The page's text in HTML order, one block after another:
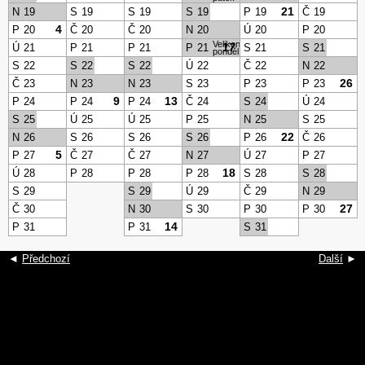
N 19 S 19 S 19 S 19 P 19 21 Č 19
P 20 4 Č 20 Č 20 N 20 Ú 20 P 20
Ú 21 P 21 P 21 P 21 17
Velikonoční
pondělí S 21 S 21
S 22 S 22 S 22 Ú 22 Č 22 N 22
Č 23 N 23 N 23 S 23 P 23 P 23 26
P 24 P 24 9 P 24 13 Č 24 S 24 Ú 24
S 25 Ú 25 Ú 25 P 25 N 25 S 25
N 26 S 26 S 26 S 26 P 26 22 Č 26
P 27 5 Č 27 Č 27 N 27 Ú 27 P 27
Ú 28 P 28 P 28 P 28 18 S 28 S 28
S 29 S 29 Ú 29 Č 29 N 29
Č 30 N 30 S 30 P 30 P 30 27
P 31 P 31 14 S 31
◄ Předchozí Další ►